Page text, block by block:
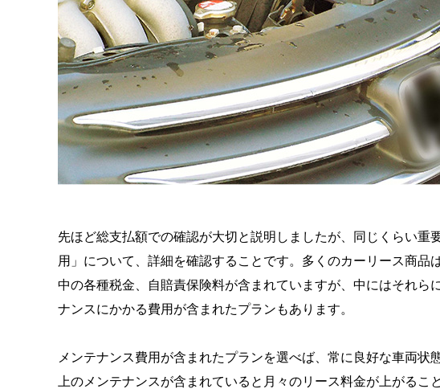
先ほど総支払額での確認が大切と説明しましたが、同じくらい重
用」について、詳細を確認することです。多くのカーリース商品
中の各種税金、自賠責保険料が含まれていますが、中にはそれら
ナンスにかかる費用が含まれたプランもあります。
メンテナンス費用が含まれたプランを選べば、常に良好な車両状
上のメンテナンスが含まれていると月々のリース料金が上がる